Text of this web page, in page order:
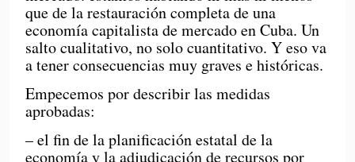
que de la restauración completa de una
economía capitalista de mercado en Cuba. Un
salto cualitativo, no solo cuantitativo. Y eso va
a tener consecuencias muy graves e históricas.
Empecemos por describir las medidas
aprobadas:
– el fin de la planificación estatal de la
economía y la adjudicación de recursos por